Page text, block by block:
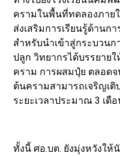
ครามในพื้นที่ทดลองภาย
ส่งเสริมการเรียนรู้ด้านก
สำหรับนำเข้าสู่กระบวน
ปลูก วิทยากรได้บรรยาย
คราม การผสมปุ๋ย ตลอด
ต้นครามสามารถเจริญเติ
ระยะเวลาประมาณ 3 เดื
ทั้งนี้ ศอ.บต. ยังมุ่งหวังให้